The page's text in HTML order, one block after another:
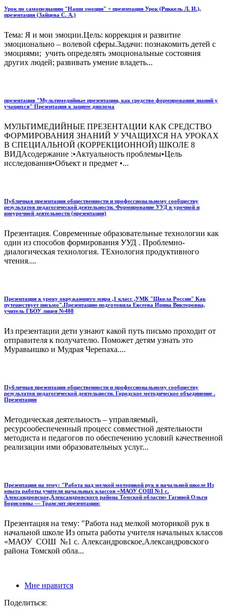
Урок по самопознанию "Наши эмоции" + презентация Урок (Риккель Л. И.),
презентация (Зайцева С. А.)
Тема: Я и мои эмоции.Цель: коррекция и развитие
эмоционально – волевой сферы.Задачи: познакомить детей с
эмоциями; учить определять эмоциональные состояния
других людей; развивать умение владеть...
презентация "Мультимедийные презентации, как средство формирования знаний у
учащихся" Презентация к защите диплома
МУЛЬТИМЕДИЙНЫЕ ПРЕЗЕНТАЦИИ КАК СРЕДСТВО
ФОРМИРОВАНИЯ ЗНАНИЙ У УЧАЩИХСЯ НА УРОКАХ
В СПЕЦИАЛЬНОЙ (КОРРЕКЦИОННОЙ) ШКОЛЕ 8
ВИДАсодержание :•Актуальность проблемы•Цель
исследования•Объект и предмет •...
Публичная презентация общественности и профессиональному сообществу
результатов педагогической деятельности. Формирование УУД в урочной и
внеурочной деятельности (презентация)
Презентация. Современные образовательные технологии как
один из способов формирования УУД . Проблемно-
диалогическая технология. ТЕхнология продуктивного
чтения....
Презентация к уроку окружающего мира ,1 класс ,УМК "Школа России" Как
путешествует письмо".Презентацию подготовила Евсеева Ирина Викторовна,
учитель ГБОУ лицея №408
Из презентации дети узнают какой путь письмо проходит от
отправителя к получателю. Поможет детям узнать это
Муравьишко и Мудрая Черепаха....
Публичная презентация общественности и профессиональному сообществу
результатов педагогической деятельности. Городское методическое объединение .
Презентация
Методическая деятельность – управляемый,
ресурсообеспеченный процесс совместной деятельности
методиста и педагогов по обеспечению условий качественной
реализации ими образовательных услуг...
Презентация на тему: "Работа над мелкой моторикой рук в начальной школе Из
опыта работы учителя начальных классов «МАОУ СОШ №1 с.
Александровское,Александровского района Томской области» Гагиной Ольги
Борисовны — Транслит презентации:
Презентация на тему: "Работа над мелкой моторикой рук в
начальной школе Из опыта работы учителя начальных классов
«МАОУ СОШ №1 с. Александровское,Александровского
района Томской обла...
Мне нравится
Поделиться: